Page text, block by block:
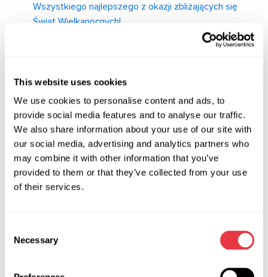
This website uses cookies
We use cookies to personalise content and ads, to
provide social media features and to analyse our traffic.
We also share information about your use of our site with
our social media, advertising and analytics partners who
may combine it with other information that you’ve
provided to them or that they’ve collected from your use
of their services.
Selection
Necessary
Wszystkiego najlepszego z okazji zbliżających się
Świąt Wielkanocnych!
Gratulacje z okazji Międzynarodowego Dnia Kobiet
Facebooku
Szczęśliwego Nowego Roku i życzenia świąteczne
Teraz jeszcze więcej filmów! Zaktualizowany kanał
YouTube
Wielkanocne pozdrowienia od sprzętu MSG
Wszystkiego najlepszego z okazji Walentynek!
Firma MSG Equipment wprowadziła na rynek nowe
stanowisko do diagnostyki rozruszników i alternatorów